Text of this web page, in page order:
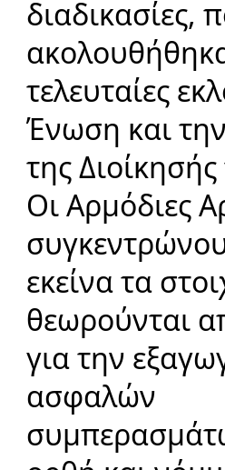
διαδικασίες,
τελευταίες
Ένωση και
της Διοίκησής
Οι Αρμόδιες
εκείνα τα
θεωρούνται
για την
ασφαλών